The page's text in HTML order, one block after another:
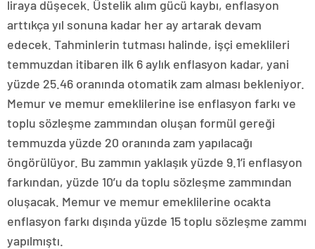
liraya düşecek. Üstelik alım gücü kaybı, enflasyon
arttıkça yıl sonuna kadar her ay artarak devam
edecek. Tahminlerin tutması halinde, işçi emeklileri
temmuzdan itibaren ilk 6 aylık enflasyon kadar, yani
yüzde 25.46 oranında otomatik zam alması bekleniyor.
Memur ve memur emeklilerine ise enflasyon farkı ve
toplu sözleşme zammından oluşan formül gereği
temmuzda yüzde 20 oranında zam yapılacağı
öngörülüyor. Bu zammın yaklaşık yüzde 9.1’i enflasyon
farkından, yüzde 10’u da toplu sözleşme zammından
oluşacak. Memur ve memur emeklilerine ocakta
enflasyon farkı dışında yüzde 15 toplu sözleşme zammı
yapılmıştı.